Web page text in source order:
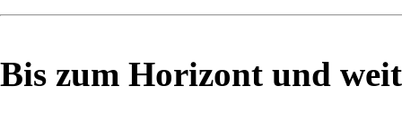
Bis zum Horizont und